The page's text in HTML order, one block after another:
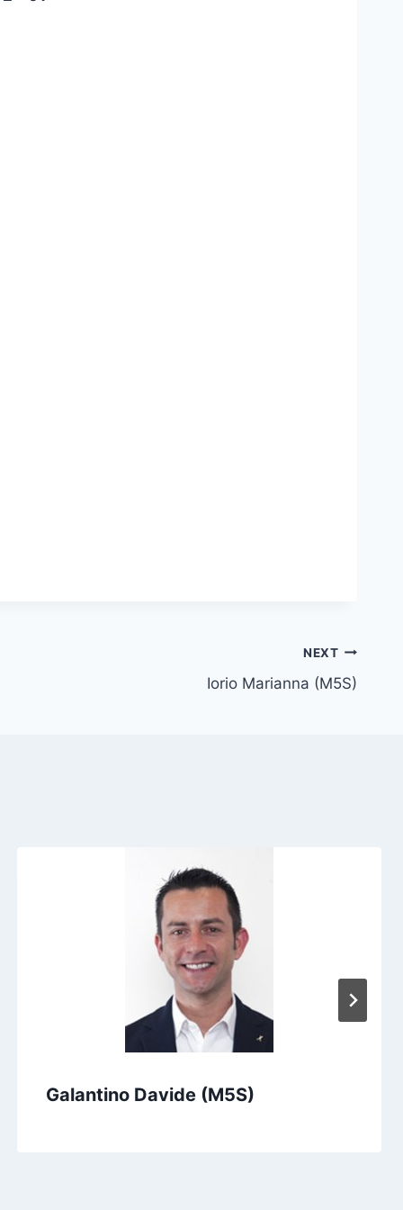
NEXT
Iorio Marianna (M5S)
Galantino Davide (M5S)